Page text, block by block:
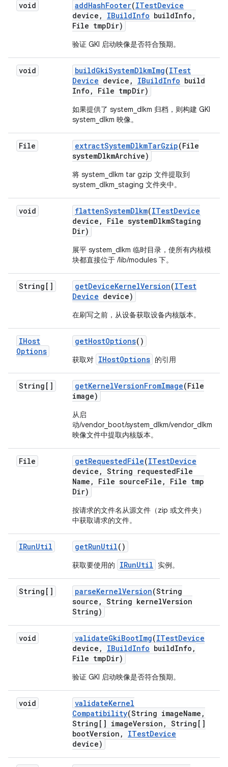
void addHashFooter(ITestDevice
device , IBuildInfo buildInfo ,
File tmpDir)
验证 GKI 启动映像是否符合预期。
void buildGkiSystemDlkmImg(ITest
Device device , IBuildInfo build
Info , File tmpDir)
如果提供了 system_dlkm 归档，则构建 GKI
system_dlkm 映像。
File extractSystemDlkmTarGzip(File
systemDlkmArchive)
将 system_dlkm tar gzip 文件提取到
system_dlkm_staging 文件夹中。
void flattenSystemDlkm(ITestDevice
device , File systemDlkmStaging
Dir)
展平 system_dlkm 临时目录，使所有内核模
块都直接位于 /lib/modules 下。
String[] getDeviceKernelVersion(ITest
Device device)
在刷写之前，从设备获取设备内核版本。
IHost
Options
getHostOptions()
获取对 IHostOptions 的引用
String[] getKernelVersionFromImage(File
image)
从启
动/vendor_boot/system_dlkm/vendor_dlkm
映像文件中提取内核版本。
File getRequestedFile(ITestDevice
device , String requestedFile
Name , File sourceFile ,
File tmp
Dir)
按请求的文件名从源文件（zip 或文件夹）
中获取请求的文件。
IRunUtil getRunUtil()
获取要使用的 IRunUtil 实例。
String[] parseKernelVersion(String
source , String kernelVersion
String)
void validateGkiBootImg(ITestDevice
device , IBuildInfo buildInfo ,
File tmpDir)
验证 GKI 启动映像是否符合预期。
void validateKernel
Compatibility(String imageName ,
String[] imageVersion , String[]
bootVersion , ITestDevice
device)